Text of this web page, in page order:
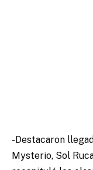
-Destacaron
Mysterio, Sol